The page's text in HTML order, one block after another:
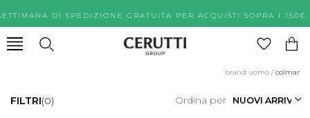
DI SPEDIZIONE GRATUITA PER ACQUISTI
brand uomo /colmar
FILTRI(0) Ordina per